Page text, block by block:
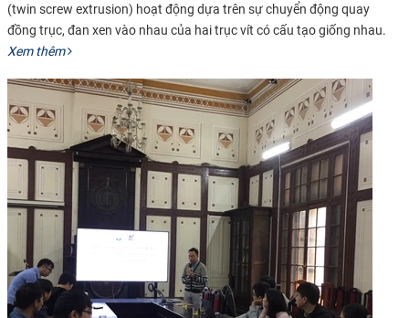
(twin screw extrusion) hoạt động dựa trên sự chuyển động quay
đồng trục, đan xen vào nhau của hai trục vít có cấu tạo giống nhau.
Xem thêm